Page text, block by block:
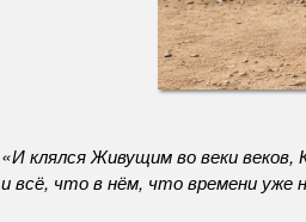
«И клялся Живущим во веки
и всё, что в нём, что времени уже